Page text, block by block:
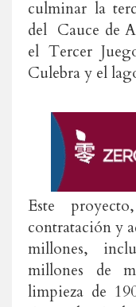
culminar la
del Cauce de
el Tercer
Culebra y el
Este
contratación y
millones,
millones de
limpieza de